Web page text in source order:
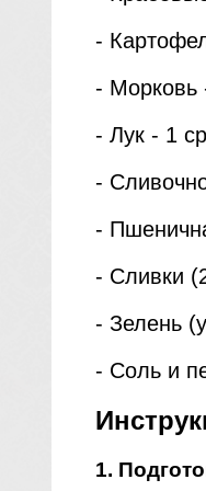
-
- Морковь
- Лук - 1
-
-
- Сливки
- Зелень
- Соль и
1.